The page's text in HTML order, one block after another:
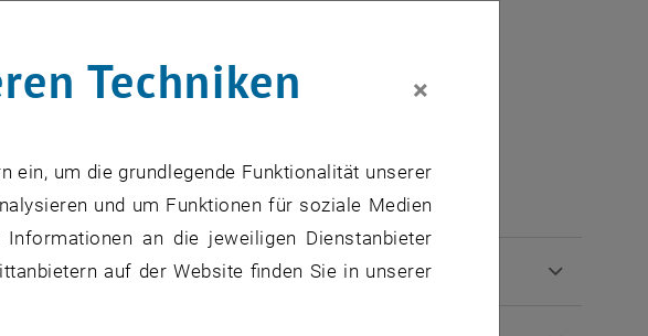
to syngas
Techniken ×
ein, um die grundlegende Funktionalität unserer
und um Funktionen für soziale Medien
an die jeweiligen Dienstanbieter
auf der Website finden Sie in unserer